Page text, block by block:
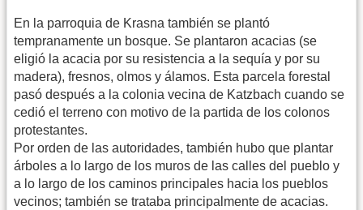
En la parroquia de Krasna también se plantó
tempranamente un bosque. Se plantaron acacias (se
eligió la acacia por su resistencia a la sequía y por su
madera), fresnos, olmos y álamos. Esta parcela forestal
pasó después a la colonia vecina de Katzbach cuando se
cedió el terreno con motivo de la partida de los colonos
protestantes.
Por orden de las autoridades, también hubo que plantar
árboles a lo largo de los muros de las calles del pueblo y
a lo largo de los caminos principales hacia los pueblos
vecinos; también se trataba principalmente de acacias.